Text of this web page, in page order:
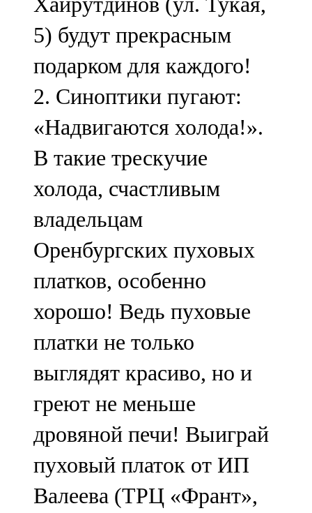
5) будут прекрасным
подарком для каждого!
2. Синоптики пугают:
«Надвигаются холода!».
В такие трескучие
холода, счастливым
владельцам
Оренбургских пуховых
платков, особенно
хорошо! Ведь пуховые
платки не только
выглядят красиво, но и
греют не меньше
дровяной печи! Выиграй
пуховый платок от ИП
Валеева (ТРЦ «Франт»,